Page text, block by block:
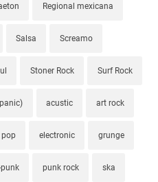
Regional mexicana
Salsa Screamo
Stoner Rock Surf Rock
acustic art rock
pop electronic grunge
punk rock ska